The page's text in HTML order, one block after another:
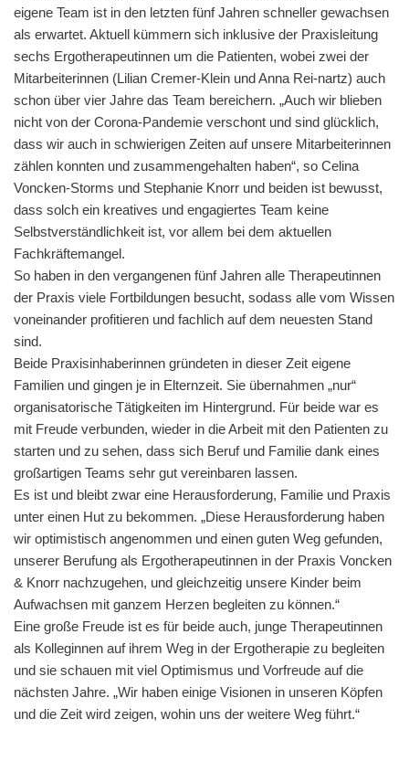
eigene Team ist in den letzten fünf Jahren schneller gewachsen
als erwartet. Aktuell kümmern sich inklusive der Praxisleitung
sechs Ergotherapeutinnen um die Patienten, wobei zwei der
Mitarbeiterinnen (Lilian Cremer-Klein und Anna Rei-nartz) auch
schon über vier Jahre das Team bereichern. „Auch wir blieben
nicht von der Corona-Pandemie verschont und sind glücklich,
dass wir auch in schwierigen Zeiten auf unsere Mitarbeiterinnen
zählen konnten und zusammengehalten haben“, so Celina
Voncken-Storms und Stephanie Knorr und beiden ist bewusst,
dass solch ein kreatives und engagiertes Team keine
Selbstverständlichkeit ist, vor allem bei dem aktuellen
Fachkräftemangel.
So haben in den vergangenen fünf Jahren alle Therapeutinnen
der Praxis viele Fortbildungen besucht, sodass alle vom Wissen
voneinander profitieren und fachlich auf dem neuesten Stand
sind.
Beide Praxisinhaberinnen gründeten in dieser Zeit eigene
Familien und gingen je in Elternzeit. Sie übernahmen „nur“
organisatorische Tätigkeiten im Hintergrund. Für beide war es
mit Freude verbunden, wieder in die Arbeit mit den Patienten zu
starten und zu sehen, dass sich Beruf und Familie dank eines
großartigen Teams sehr gut vereinbaren lassen.
Es ist und bleibt zwar eine Herausforderung, Familie und Praxis
unter einen Hut zu bekommen. „Diese Herausforderung haben
wir optimistisch angenommen und einen guten Weg gefunden,
unserer Berufung als Ergotherapeutinnen in der Praxis Voncken
& Knorr nachzugehen, und gleichzeitig unsere Kinder beim
Aufwachsen mit ganzem Herzen begleiten zu können.“
Eine große Freude ist es für beide auch, junge Therapeutinnen
als Kolleginnen auf ihrem Weg in der Ergotherapie zu begleiten
und sie schauen mit viel Optimismus und Vorfreude auf die
nächsten Jahre. „Wir haben einige Visionen in unseren Köpfen
und die Zeit wird zeigen, wohin uns der weitere Weg führt.“